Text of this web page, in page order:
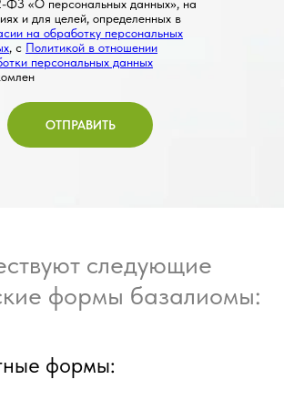
«О персональных данных», на
и для целей, определенных в
на обработку персональных
, с Политикой в отношении
персональных данных
ОТПРАВИТЬ
следующие
формы базалиомы:
формы: